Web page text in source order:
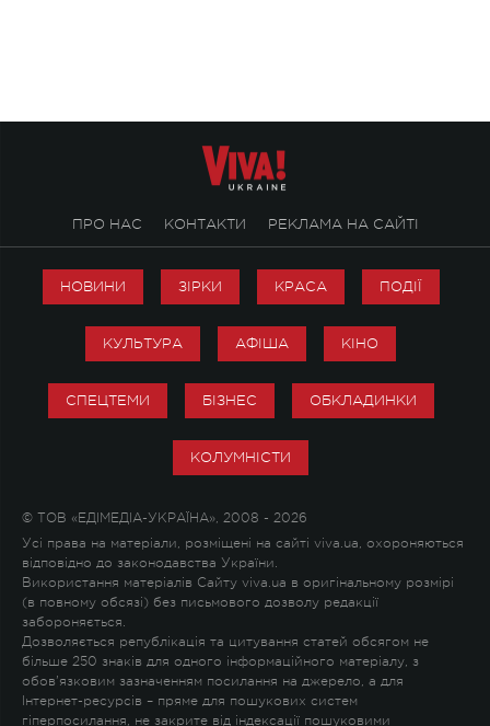
ПРО НАС КОНТАКТИ РЕКЛАМА НА САЙТІ
НОВИНИ ЗІРКИ КРАСА ПОДІЇ
КУЛЬТУРА АФІША КІНО
СПЕЦТЕМИ БІЗНЕС ОБКЛАДИНКИ
КОЛУМНІСТИ
© ТОВ «ЕДІМЕДІА-УКРАЇНА», 2008 - 2026
Усі права на матеріали, розміщені на сайті viva.ua, охороняються
відповідно до законодавства України.
Використання матеріалів Сайту viva.ua в оригінальному розмірі
(в повному обсязі) без письмового дозволу редакції
забороняється.
Дозволяється републікація та цитування статей обсягом не
більше 250 знаків для одного інформаційного матеріалу, з
обов'язковим зазначенням посилання на джерело, а для
Інтернет-ресурсів – пряме для пошукових систем
гіперпосилання, не закрите від індексації пошуковими